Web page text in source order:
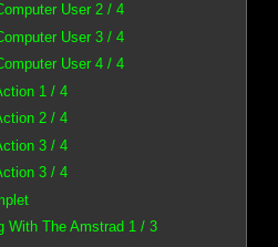
User 2 / 4
User 3 / 4
User 4 / 4
1 / 4
2 / 4
3 / 4
3 / 4
With The Amstrad 1 / 3